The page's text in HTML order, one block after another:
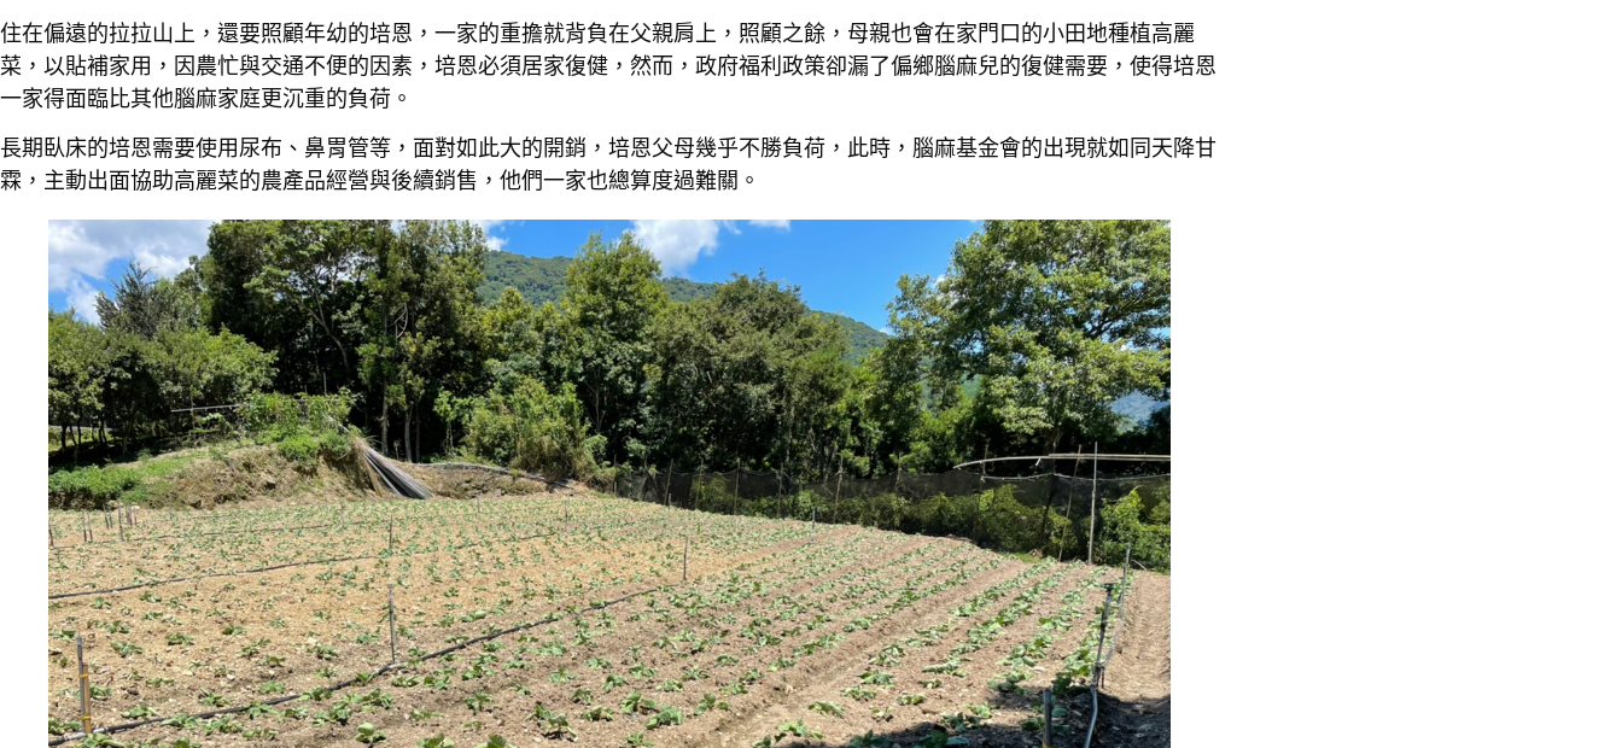
住在偏遠的拉拉山上，還要照顧年幼的培恩，一家的重擔就背負在父親肩上，照顧之餘，母親也會在家門口的小田地種植高麗
菜，以貼補家用，因農忙與交通不便的因素，培恩必須居家復健，然而，政府福利政策卻漏了偏鄉腦麻兒的復健需要，使得培恩
一家得面臨比其他腦麻家庭更沉重的負荷。
長期臥床的培恩需要使用尿布、鼻胃管等，面對如此大的開銷，培恩父母幾乎不勝負荷，此時，腦麻基金會的出現就如同天降甘
霖，主動出面協助高麗菜的農產品經營與後續銷售，他們一家也總算度過難關。